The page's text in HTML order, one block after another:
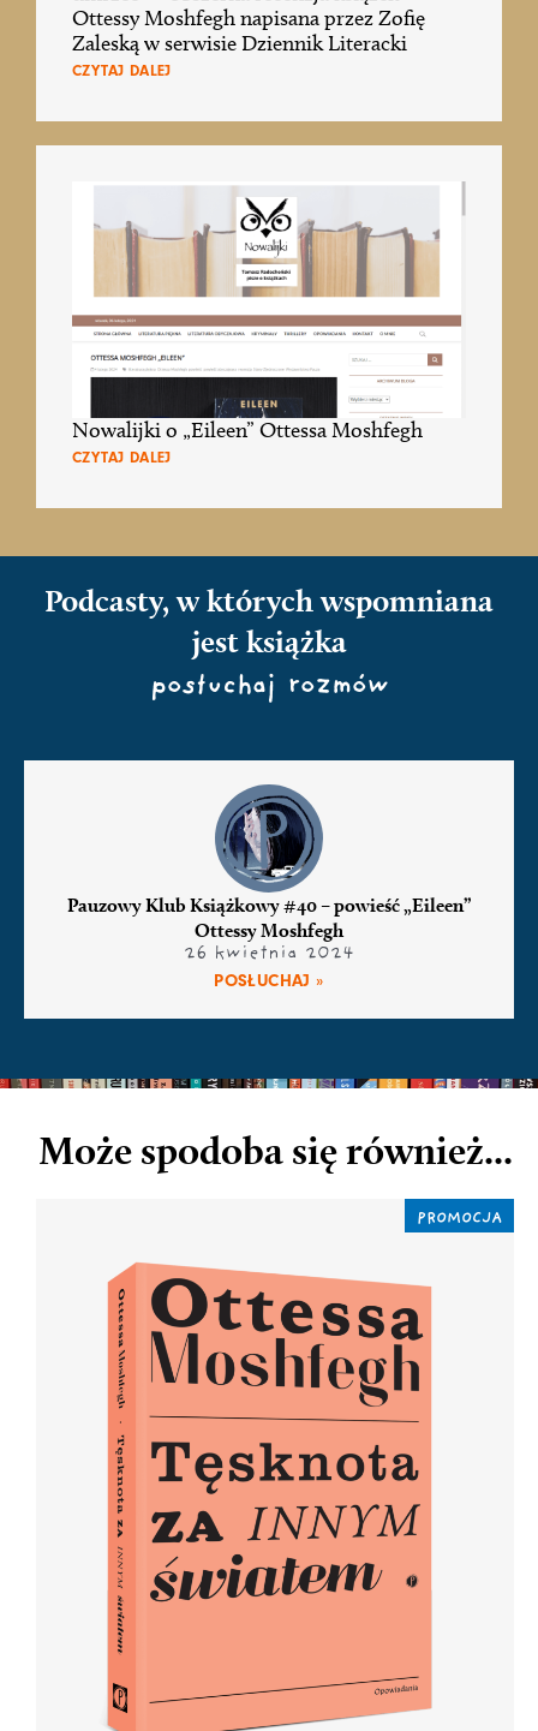
Ottessy Moshfegh napisana przez Zofię
Zaleską w serwisie Dziennik Literacki
CZYTAJ DALEJ
Nowalijki o „Eileen” Ottessa Moshfegh
CZYTAJ DALEJ
Podcasty, w których wspomniana
jest książka
posłuchaj rozmów
Pauzowy Klub Książkowy #40 – powieść „Eileen”
Ottessy Moshfegh
26 kwietnia 2024
POSŁUCHAJ »
Może spodoba się również...
PROMOCJA